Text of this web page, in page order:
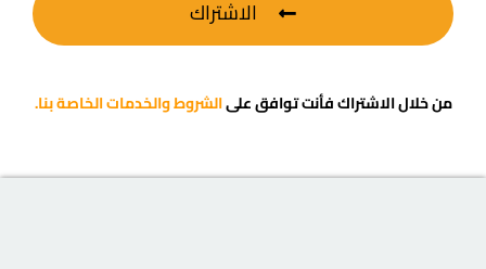
الاشتراك
من خلال الاشتراك فأنت توافق علىالشروط والخدمات الخاصة بنا.